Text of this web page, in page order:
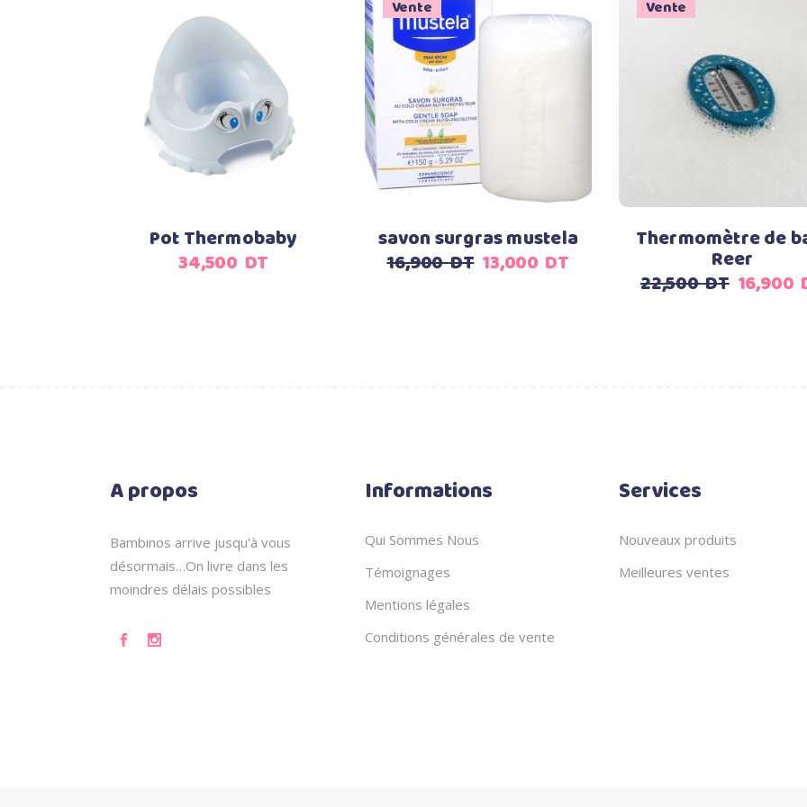
Ajouter au panier
Pot Thermobaby
34,500 DT
Vente
Ajouter au panier
savon surgras mustela
16,900DT Le
13,000 DT
Vente
Ajouter au panier
Thermomètre de
Reer
22,500DT Le
16,900
A propos
Bambinos arrive jusqu'à vous
désormais…On livre dans les
moindres délais possibles
Informations
Qui Sommes Nous
Témoignages
Mentions légales
Conditions générales de vente
Services
Nouveaux produits
Meilleures ventes